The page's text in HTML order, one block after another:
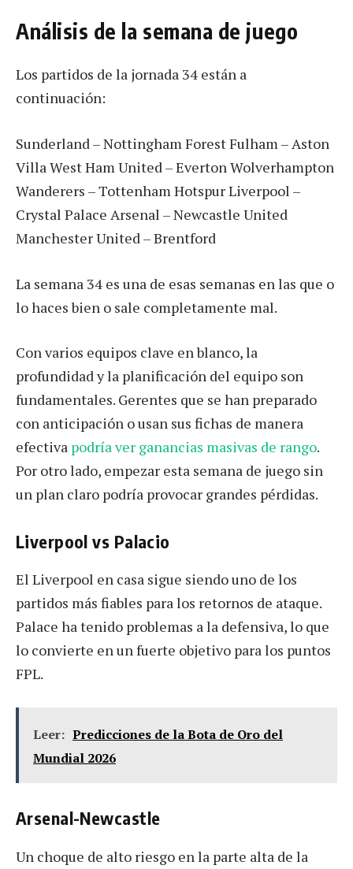
Análisis de la semana de juego
Los partidos de la jornada 34 están a
continuación:
Sunderland – Nottingham Forest Fulham – Aston
Villa West Ham United – Everton Wolverhampton
Wanderers – Tottenham Hotspur Liverpool –
Crystal Palace Arsenal – Newcastle United
Manchester United – Brentford
La semana 34 es una de esas semanas en las que o
lo haces bien o sale completamente mal.
Con varios equipos clave en blanco, la
profundidad y la planificación del equipo son
fundamentales. Gerentes que se han preparado
con anticipación o usan sus fichas de manera
efectiva podría ver ganancias masivas de rango.
Por otro lado, empezar esta semana de juego sin
un plan claro podría provocar grandes pérdidas.
Liverpool vs Palacio
El Liverpool en casa sigue siendo uno de los
partidos más fiables para los retornos de ataque.
Palace ha tenido problemas a la defensiva, lo que
lo convierte en un fuerte objetivo para los puntos
FPL.
Leer: Predicciones de la Bota de Oro del
Mundial 2026
Arsenal-Newcastle
Un choque de alto riesgo en la parte alta de la